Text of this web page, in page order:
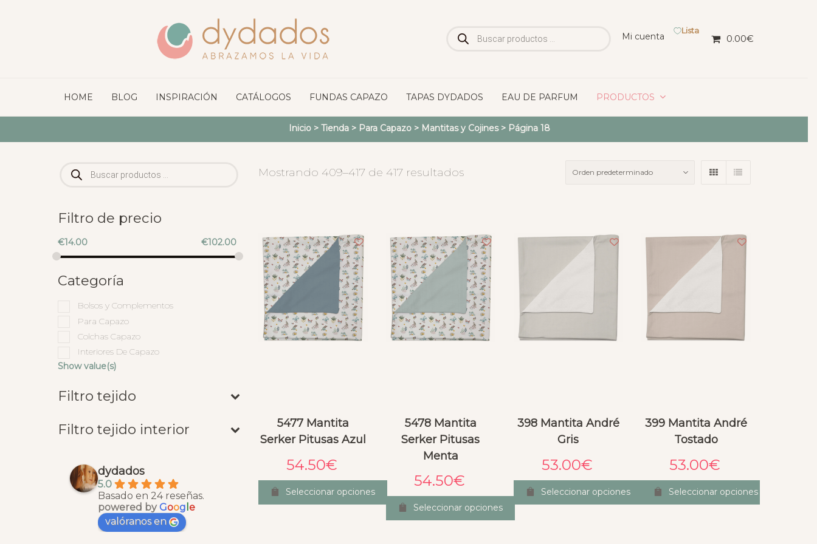
de
productos
Mi cuenta
Lista
0.00€
HOME BLOG INSPIRACIÓN CATÁLOGOS FUNDAS CAPAZO TAPAS DYDADOS EAU DE PARFUM PRODUCTOS
Inicio> Tienda> Para Capazo> Mantitas y Cojines> Página 18
Mostrando 409–417 de 417 resultados
5477 Mantita
Serker Pitusas Azul
54.50€
Seleccionar opciones
5478 Mantita
Serker Pitusas
Menta
54.50€
Seleccionar opciones
398 Mantita André
Gris
53.00€
Seleccionar opciones
399 Mantita André
Tostado
53.00€
Seleccionar opciones
productos
Filtro de precio
€14.00 €102.00
Categoría
Bolsos y Complementos
Para Capazo
Colchas Capazo
Interiores De Capazo
Show value(s)
Filtro tejido
Filtro tejido interior
dydados
5.0
Basado en 24 reseñas.
powered byGoog e
valóranos en